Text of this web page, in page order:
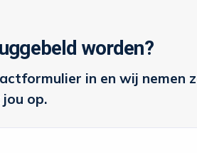
worden?
in en wij nemen
op.